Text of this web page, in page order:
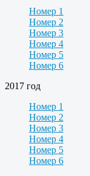
Номер 1
Номер 2
Номер 3
Номер 4
Номер 5
Номер 6
2017 год
Номер 1
Номер 2
Номер 3
Номер 4
Номер 5
Номер 6